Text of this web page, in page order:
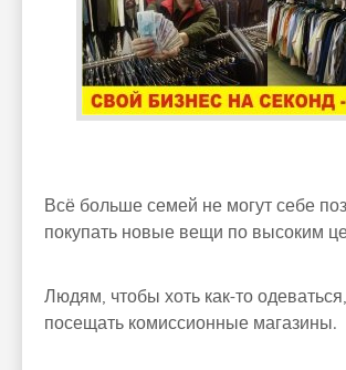
Всё больше семей не могут себе
покупать новые вещи по высоким
Людям, чтобы хоть как-то
посещать комиссионные магазины.